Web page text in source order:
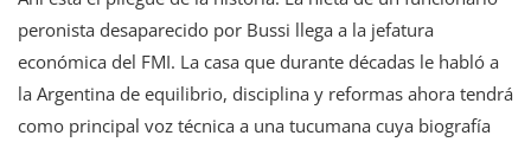
peronista desaparecido por Bussi llega a la jefatura
económica del FMI. La casa que durante décadas le habló a
la Argentina de equilibrio, disciplina y reformas ahora tendrá
como principal voz técnica a una tucumana cuya biografía